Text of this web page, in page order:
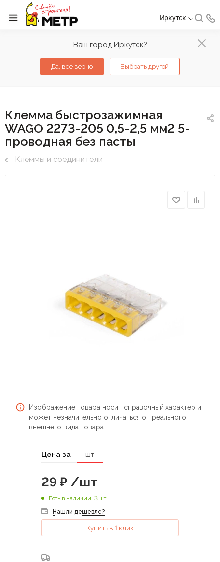
Ваш город Иркутск?
Да, все верно Выбрать другой
Иркутск
Клемма быстрозажимная
WAGO 2273-205 0,5-2,5 мм2 5-
проводная без пасты
Клеммы и соединители
Изображение товара носит справочный характер и
может незначительно отличаться от реального
внешнего вида товара.
Цена за шт
29 ₽ /шт
Есть в наличии: 3 шт
Нашли дешевле?
Купить в 1 клик